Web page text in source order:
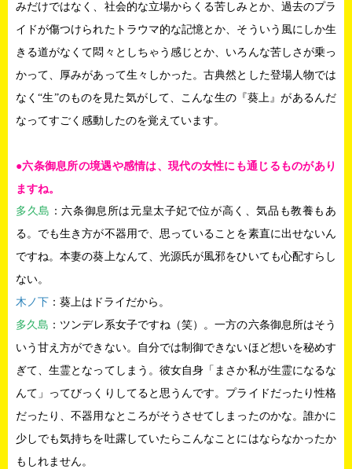
みだけではなく、社会的な立場からくる苦しみとか、過去のプラ
イドが傷つけられたトラウマ的な記憶とか、そういう風にしか生
きる道がなくて悶々としちゃう感じとか、いろんな苦しさが乗っ
かって、厚みがあって生々しかった。古典然とした登場人物では
なく“生”のものを見た気がして、こんな生の『葵上』があるんだ
なってすごく感動したのを覚えています。
●六条御息所の境遇や感情は、現代の女性にも通じるものがあり
ますね。
多久島 ：六条御息所は元皇太子妃で位が高く、気品も教養もあ
る。でも生き方が不器用で、思っていることを素直に出せないん
ですね。本妻の葵上なんて、光源氏が風邪をひいても心配すらし
ない。
木ノ下 ：葵上はドライだから。
多久島 ：ツンデレ系女子ですね（笑）。一方の六条御息所はそう
いう甘え方ができない。自分では制御できないほど想いを秘めす
ぎて、生霊となってしまう。彼女自身「まさか私が生霊になるな
んて」ってびっくりしてると思うんです。プライドだったり性格
だったり、不器用なところがそうさせてしまったのかな。誰かに
少しでも気持ちを吐露していたらこんなことにはならなかったか
もしれません。